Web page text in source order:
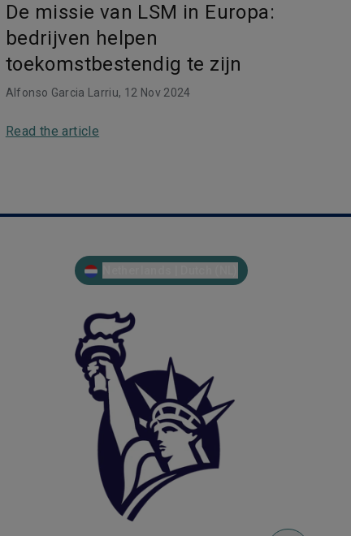
De missie van LSM in Europa:
bedrijven helpen
toekomstbestendig te zijn
Alfonso Garcia Larriu, 12 Nov 2024
Read the article